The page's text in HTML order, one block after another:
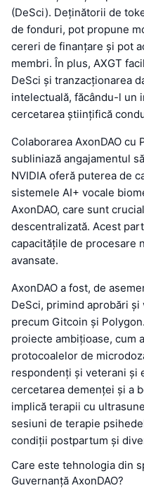
(DeSci). Deținătorii de
de fonduri, pot propune
cereri de finanțare și pot
membri. În plus, AXGT
DeSci și tranzacționarea
intelectuală, făcându-l un
cercetarea științifică
Colaborarea AxonDAO cu
subliniază angajamentul
NVIDIA oferă puterea de
sistemele AI+ vocale
AxonDAO, care sunt
descentralizată. Acest
capacitățile de procesare
avansate.
AxonDAO a fost, de
DeSci, primind aprobări
precum Gitcoin și
proiecte ambițioase, cum
protocoalelor de
respondenți și veterani și
cercetarea demenței și a
implică terapii cu
sesiuni de terapie
condiții postpartum și
Care este tehnologia din
Guvernanță AxonDAO?